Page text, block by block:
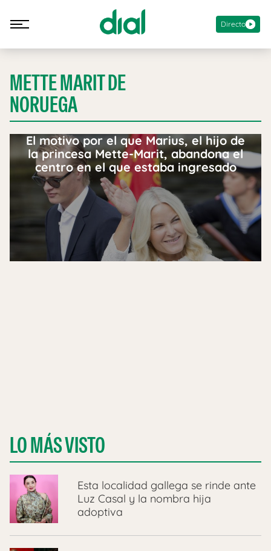
Directo
METTE MARIT DE
NORUEGA
El motivo por el que Marius, el hijo de
la princesa Mette-Marit, abandona el
centro en el que estaba ingresado
LO MÁS VISTO
Esta localidad gallega se rinde ante
Luz Casal y la nombra hija
adoptiva